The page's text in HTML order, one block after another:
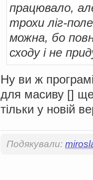
працювало,
трохи ліг-
можна, бо
сходу і не
Ну ви ж
для масиву [] ще
тільки у новій
Подякували: